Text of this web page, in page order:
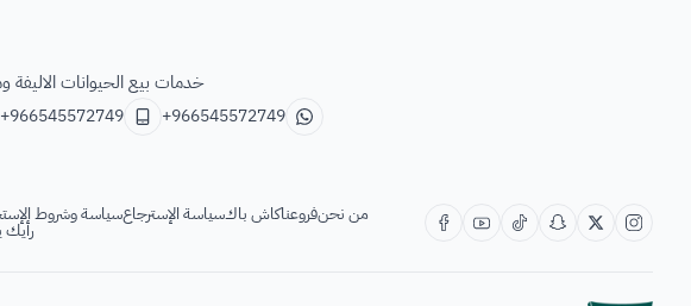
خدمات بيع الحيوانات الاليفة
+966545572749
+966545572749
من نحنفروعناكاش باكسياسة الإسترجاعسياسة وشروط